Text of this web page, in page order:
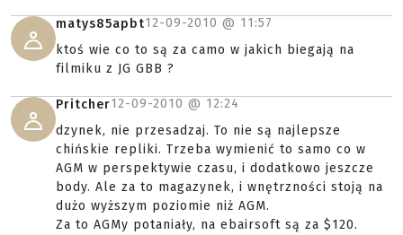
matys85apbt12-09-2010 @ 11:57
ktoś wie co to są za camo w jakich biegają na
filmiku z JG GBB ?
Pritcher12-09-2010 @ 12:24
dzynek, nie przesadzaj. To nie są najlepsze
chińskie repliki. Trzeba wymienić to samo co w
AGM w perspektywie czasu, i dodatkowo jeszcze
body. Ale za to magazynek, i wnętrzności stoją na
dużo wyższym poziomie niż AGM.
Za to AGMy potaniały, na ebairsoft są za $120.